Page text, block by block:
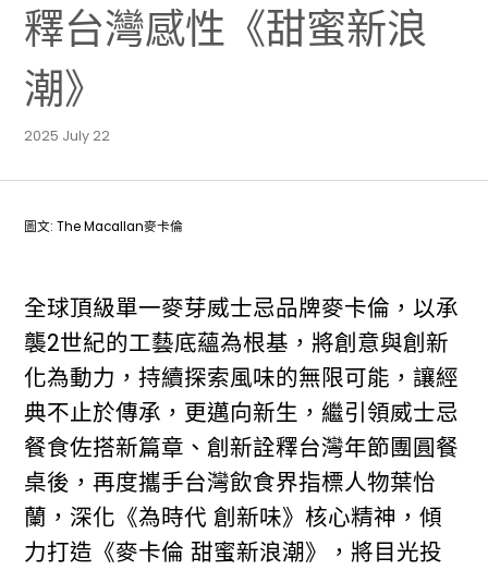
釋台灣感性《甜蜜新浪
潮》
2025 July 22
圖文: The Macallan麥卡倫
全球頂級單一麥芽威士忌品牌麥卡倫，以承
襲2世紀的工藝底蘊為根基，將創意與創新
化為動力，持續探索風味的無限可能，讓經
典不止於傳承，更邁向新生，繼引領威士忌
餐食佐搭新篇章、創新詮釋台灣年節團圓餐
桌後，再度攜手台灣飲食界指標人物葉怡
蘭，深化《為時代 創新味》核心精神，傾
力打造《麥卡倫 甜蜜新浪潮》，將目光投